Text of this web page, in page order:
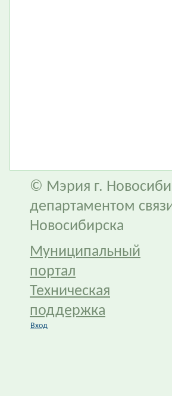
© Мэрия г.
департаментом
Новосибирска
Муниципальный
портал
Техническая
поддержка
Вход